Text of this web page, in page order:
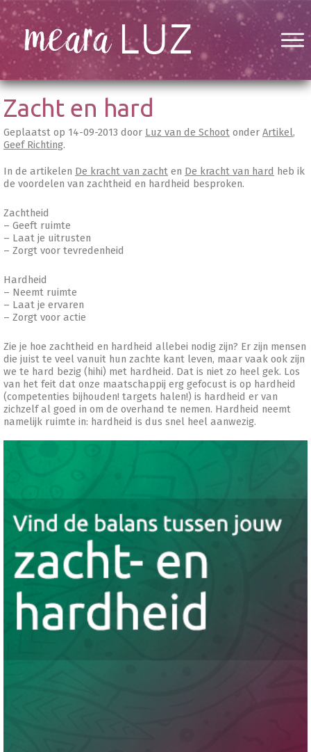
Zacht en hard
Geplaatst op 14-09-2013 door Luz van de Schoot onder Artikel,
Geef Richting.
In de artikelen De kracht van zacht en De kracht van hard heb ik
de voordelen van zachtheid en hardheid besproken.
Zachtheid
– Geeft ruimte
– Laat je uitrusten
– Zorgt voor tevredenheid
Hardheid
– Neemt ruimte
– Laat je ervaren
– Zorgt voor actie
Zie je hoe zachtheid en hardheid allebei nodig zijn? Er zijn mensen
die juist te veel vanuit hun zachte kant leven, maar vaak ook zijn
we te hard bezig (hihi) met hardheid. Dat is niet zo heel gek. Los
van het feit dat onze maatschappij erg gefocust is op hardheid
(competenties bijhouden! targets halen!) is hardheid er van
zichzelf al goed in om de overhand te nemen. Hardheid neemt
namelijk ruimte in: hardheid is dus snel heel aanwezig.